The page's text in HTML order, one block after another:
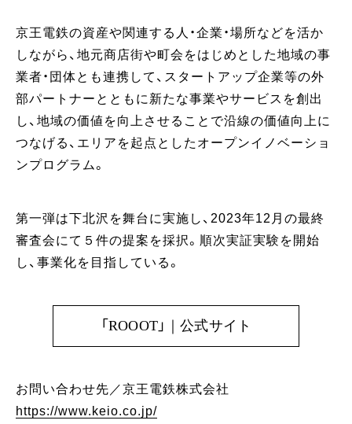
京王電鉄の資産や関連する人・企業・場所などを活か
しながら、地元商店街や町会をはじめとした地域の事
業者・団体とも連携して、スタートアップ企業等の外
部パートナーとともに新たな事業やサービスを創出
し、地域の価値を向上させることで沿線の価値向上に
つなげる、エリアを起点としたオープンイノベーショ
ンプログラム。
第一弾は下北沢を舞台に実施し、2023年12月の最終
審査会にて５件の提案を採択。順次実証実験を開始
し、事業化を目指している。
「ROOOT」｜公式サイト
お問い合わせ先／京王電鉄株式会社
https://www.keio.co.jp/